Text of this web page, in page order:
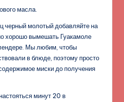
масла.
черный молотый добавляйте на
хорошо вымешать Гуакамоле
Мы любим, чтобы
в блюде, поэтому просто
миски до получения
минут 20 в